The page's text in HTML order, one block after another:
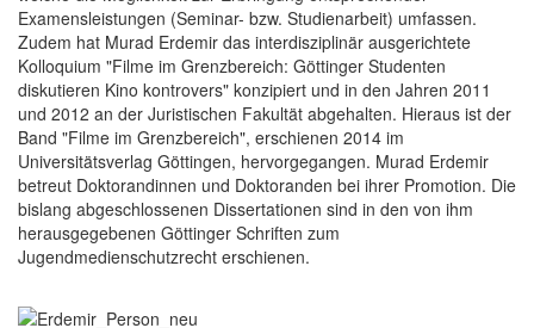
Examensleistungen (Seminar- bzw. Studienarbeit) umfassen.
Zudem hat Murad Erdemir das interdisziplinär ausgerichtete
Kolloquium "Filme im Grenzbereich: Göttinger Studenten
diskutieren Kino kontrovers" konzipiert und in den Jahren 2011
und 2012 an der Juristischen Fakultät abgehalten. Hieraus ist der
Band "Filme im Grenzbereich", erschienen 2014 im
Universitätsverlag Göttingen, hervorgegangen. Murad Erdemir
betreut Doktorandinnen und Doktoranden bei ihrer Promotion. Die
bislang abgeschlossenen Dissertationen sind in den von ihm
herausgegebenen Göttinger Schriften zum
Jugendmedienschutzrecht erschienen.